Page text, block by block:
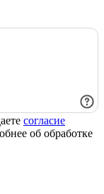
согласие
об обработке